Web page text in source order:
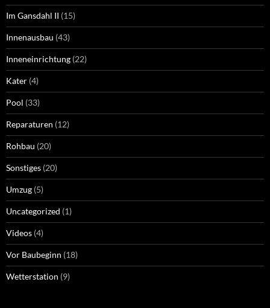
Im Gansdahl II (15)
Innenausbau (43)
Inneneinrichtung (22)
Kater (4)
Pool (33)
Reparaturen (12)
Rohbau (20)
Sonstiges (20)
Umzug (5)
Uncategorized (1)
Videos (4)
Vor Baubeginn (18)
Wetterstation (9)